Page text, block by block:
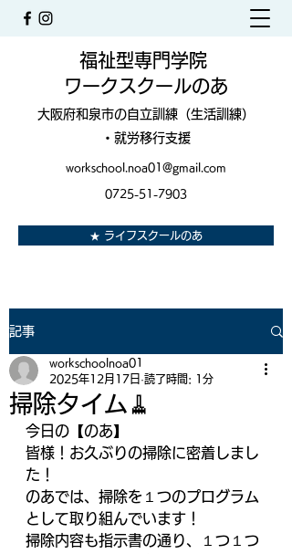
福祉型専門学院
ワークスクールのあ
大阪府和泉市の自立訓練（生活訓練）
・就労移行支援
workschool.noa01@gmail.com
0725-51-7903
★ ライフスクールのあ
記事
掃除タイム🧹
workschoolnoa01
2025年12月17日 読了時間: 1分
今日の【のあ】
皆様！お久ぶりの掃除に密着しまし
た！
のあでは、掃除を１つのプログラム
として取り組んでいます！
掃除内容も指示書の通り、１つ１つ